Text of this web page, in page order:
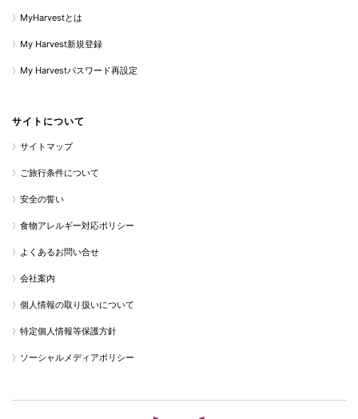
MyHarvestとは
My Harvest新規登録
My Harvestパスワード再設定
サイトについて
サイトマップ
ご旅行条件について
安全の誓い
食物アレルギー対応ポリシー
よくあるお問い合せ
会社案内
個人情報の取り扱いについて
特定個人情報等保護方針
ソーシャルメディアポリシー